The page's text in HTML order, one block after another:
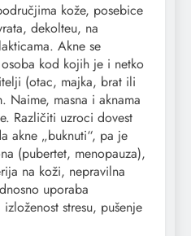
kože, posebice
dekolteu, na
Akne se
kod kojih je i netko
(otac, majka, brat ili
Naime, masna i aknama
Različiti uzroci dovest
akne „buknuti“, pa je
(pubertet, menopauza),
na koži, nepravilna
uporaba
stresu, pušenje